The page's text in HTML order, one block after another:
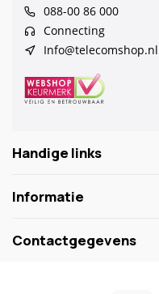
088-00 86 000
Connecting
Info@telecomshop.nl
Handige links
Informatie
Contactgegevens